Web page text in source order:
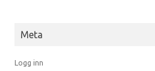
Meta
Logg inn